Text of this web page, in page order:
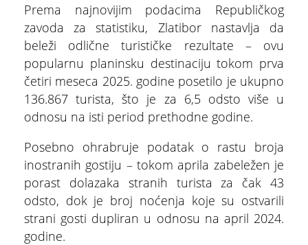
Prema najnovijim podacima Republičkog
zavoda za statistiku, Zlatibor nastavlja da
beleži odlične turističke rezultate – ovu
popularnu planinsku destinaciju tokom prva
četiri meseca 2025. godine posetilo je ukupno
136.867 turista, što je za 6,5 odsto više u
odnosu na isti period prethodne godine.
Posebno ohrabruje podatak o rastu broja
inostranih gostiju – tokom aprila zabeležen je
porast dolazaka stranih turista za čak 43
odsto, dok je broj noćenja koje su ostvarili
strani gosti dupliran u odnosu na april 2024.
godine.